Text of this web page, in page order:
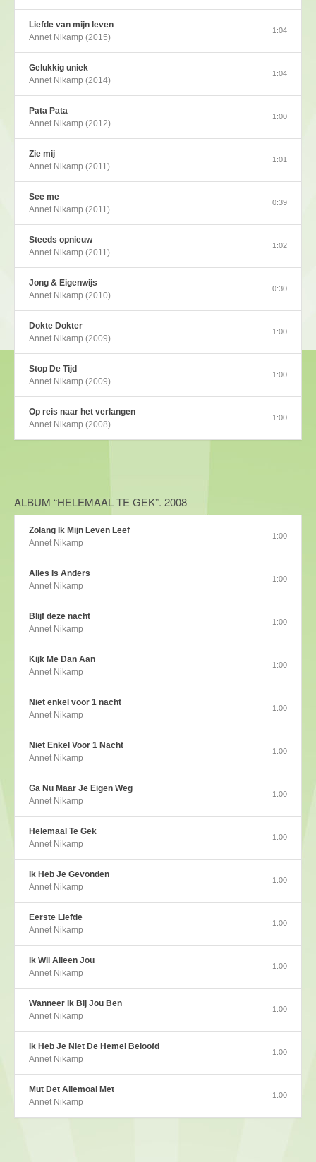
Liefde van mijn leven
Annet Nikamp (2015)
1:04
Gelukkig uniek
Annet Nikamp (2014)
1:04
Pata Pata
Annet Nikamp (2012)
1:00
Zie mij
Annet Nikamp (2011)
1:01
See me
Annet Nikamp (2011)
0:39
Steeds opnieuw
Annet Nikamp (2011)
1:02
Jong & Eigenwijs
Annet Nikamp (2010)
0:30
Dokte Dokter
Annet Nikamp (2009)
1:00
Stop De Tijd
Annet Nikamp (2009)
1:00
Op reis naar het verlangen
Annet Nikamp (2008)
1:00
ALBUM “HELEMAAL TE GEK”. 2008
Zolang Ik Mijn Leven Leef
Annet Nikamp
1:00
Alles Is Anders
Annet Nikamp
1:00
Blijf deze nacht
Annet Nikamp
1:00
Kijk Me Dan Aan
Annet Nikamp
1:00
Niet enkel voor 1 nacht
Annet Nikamp
1:00
Niet Enkel Voor 1 Nacht
Annet Nikamp
1:00
Ga Nu Maar Je Eigen Weg
Annet Nikamp
1:00
Helemaal Te Gek
Annet Nikamp
1:00
Ik Heb Je Gevonden
Annet Nikamp
1:00
Eerste Liefde
Annet Nikamp
1:00
Ik Wil Alleen Jou
Annet Nikamp
1:00
Wanneer Ik Bij Jou Ben
Annet Nikamp
1:00
Ik Heb Je Niet De Hemel Beloofd
Annet Nikamp
1:00
Mut Det Allemoal Met
Annet Nikamp
1:00